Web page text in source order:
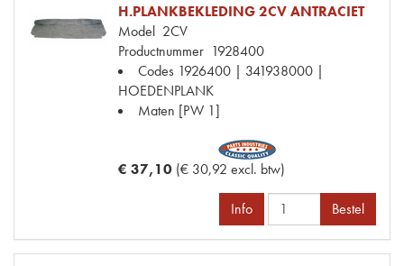
H.PLANKBEKLEDING 2CV ANTRACIET
Model 2CV
Productnummer 1928400
Codes 1926400 | 341938000 |
HOEDENPLANK
Maten [PW 1]
€ 37,10 (€ 30,92 excl. btw)
Info Bestel